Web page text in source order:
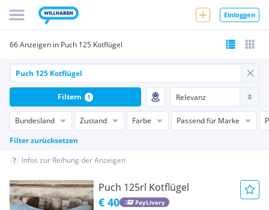
Einloggen
66 Anzeigen in Puch 125 Kotflügel
Bundesland Zustand Farbe Passend für Marke
Filter zurücksetzen
Filtern 1
Infos zur Reihung der Anzeigen
Puch 125rl Kotflügel
€ 40 PayLivery